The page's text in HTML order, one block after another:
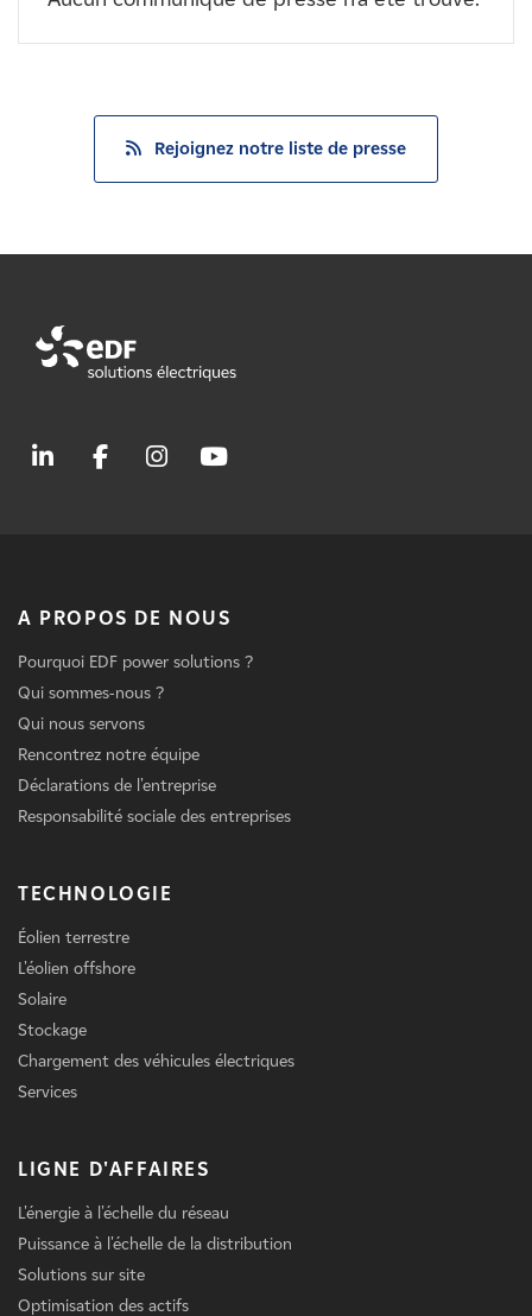
Rejoignez notre liste de presse
A PROPOS DE NOUS
Pourquoi EDF power solutions ?
Qui sommes-nous ?
Qui nous servons
Rencontrez notre équipe
Déclarations de l'entreprise
Responsabilité sociale des entreprises
TECHNOLOGIE
Éolien terrestre
L'éolien offshore
Solaire
Stockage
Chargement des véhicules électriques
Services
LIGNE D'AFFAIRES
L'énergie à l'échelle du réseau
Puissance à l'échelle de la distribution
Solutions sur site
Optimisation des actifs